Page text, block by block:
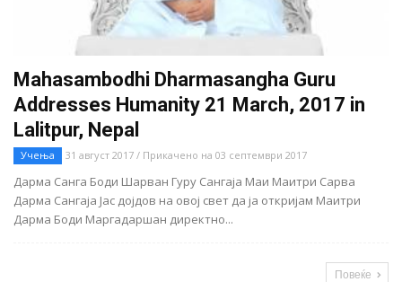
Mahasambodhi Dharmasangha Guru
Addresses Humanity 21 March, 2017 in
Lalitpur, Nepal
Учења 31 август 2017 / Прикачено на 03 септември 2017
Дарма Санга Боди Шарван Гуру Сангаја Маи Маитри Сарва
Дарма Сангаја Јас дојдов на овој свет да ја откријам Маитри
Дарма Боди Маргадаршан директно...
Повеќе